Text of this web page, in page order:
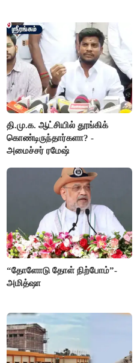
தி.மு.க. ஆட்சியில் தூங்கிக்
கொண்டிருந்தார்களா? -
அமைச்சர் ரமேஷ்
“தோளோடு தோள் நிற்போம்”-
அமித்ஷா